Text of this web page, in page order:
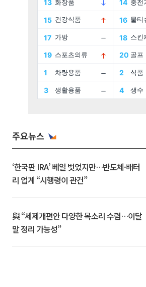
주요뉴스
‘한국판 IRA’ 베일 벗었지만…반도체·배터
리 업계 “시행령이 관건”
與 “세제개편안 다양한 목소리 수렴…이달
말 정리 가능성”